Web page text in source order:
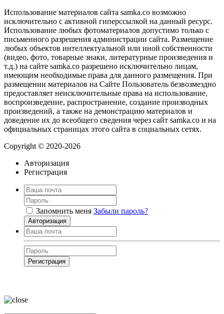
Использование материалов сайта samka.co возможно
исключительно с активной гиперссылкой на данный ресурс.
Использование любых фотоматериалов допустимо только с
письменного разрешения администрации сайта. Размещение
любых объектов интеллектуальной или иной собственности
(видео, фото, товарные знаки, литературные произведения и
т.д.) на сайте samka.co разрешено исключительно лицам,
имеющим необходимые права для данного размещения. При
размещении материалов на Сайте Пользователь безвозмездно
предоставляет неисключительные права на использование,
воспроизведение, распространение, создание производных
произведений, а также на демонстрацию материалов и
доведение их до всеобщего сведения через сайт samka.co и на
официальных страницах этого сайта в социальных сетях.
Copyright © 2020-2026
Авторизация
Регистрация
Запомнить меня Забыли пароль?
Авторизация
Регистрация